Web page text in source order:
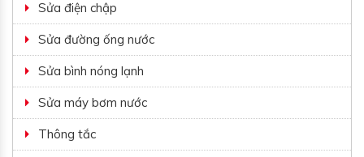
Sửa điện chập
Sửa đường ống nước
Sửa bình nóng lạnh
Sửa máy bơm nước
Thông tắc